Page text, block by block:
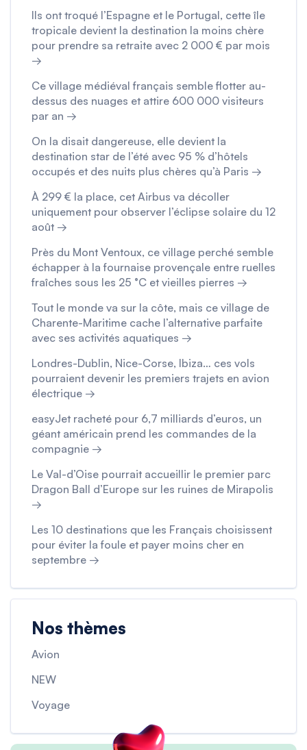
Ils ont troqué l’Espagne et le Portugal, cette île
tropicale devient la destination la moins chère
pour prendre sa retraite avec 2 000 € par mois
→
Ce village médiéval français semble flotter au-
dessus des nuages et attire 600 000 visiteurs
par an →
On la disait dangereuse, elle devient la
destination star de l’été avec 95 % d’hôtels
occupés et des nuits plus chères qu’à Paris →
À 299 € la place, cet Airbus va décoller
uniquement pour observer l’éclipse solaire du 12
août →
Près du Mont Ventoux, ce village perché semble
échapper à la fournaise provençale entre ruelles
fraîches sous les 25 °C et vieilles pierres →
Tout le monde va sur la côte, mais ce village de
Charente-Maritime cache l’alternative parfaite
avec ses activités aquatiques →
Londres-Dublin, Nice-Corse, Ibiza… ces vols
pourraient devenir les premiers trajets en avion
électrique →
easyJet racheté pour 6,7 milliards d’euros, un
géant américain prend les commandes de la
compagnie →
Le Val-d’Oise pourrait accueillir le premier parc
Dragon Ball d’Europe sur les ruines de Mirapolis
→
Les 10 destinations que les Français choisissent
pour éviter la foule et payer moins cher en
septembre →
Nos thèmes
Avion
NEW
Voyage